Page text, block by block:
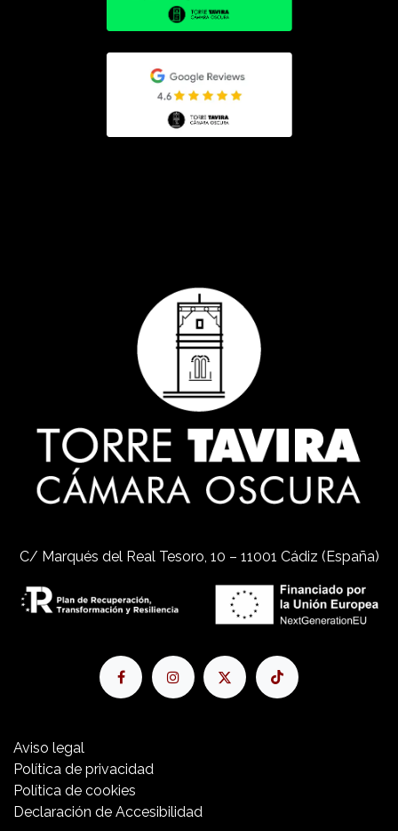
Aviso​ legal
Política de privacidad
Política de cookies
Declaración de Accesibilidad
C/ Marqués del Real Tesoro, 10 – 11001 Cádiz (España)